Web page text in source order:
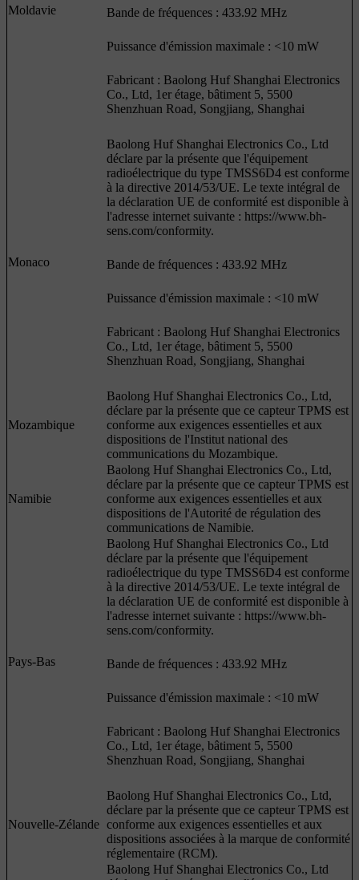
Moldavie Bande de fréquences : 433.92 MHz
Puissance d'émission maximale : <10 mW
Fabricant : Baolong Huf Shanghai Electronics
Co., Ltd, 1er étage, bâtiment 5, 5500
Shenzhuan Road, Songjiang, Shanghai
Monaco
Baolong Huf Shanghai Electronics Co., Ltd
déclare par la présente que l'équipement
radioélectrique du type TMSS6D4 est conforme
à la directive 2014/53/UE. Le texte intégral de
la déclaration UE de conformité est disponible à
l'adresse internet suivante : https://www.bh-
sens.com/conformity.
Bande de fréquences : 433.92 MHz
Puissance d'émission maximale : <10 mW
Fabricant : Baolong Huf Shanghai Electronics
Co., Ltd, 1er étage, bâtiment 5, 5500
Shenzhuan Road, Songjiang, Shanghai
Mozambique
Baolong Huf Shanghai Electronics Co., Ltd,
déclare par la présente que ce capteur TPMS est
conforme aux exigences essentielles et aux
dispositions de l'Institut national des
communications du Mozambique.
Namibie
Baolong Huf Shanghai Electronics Co., Ltd,
déclare par la présente que ce capteur TPMS est
conforme aux exigences essentielles et aux
dispositions de l'Autorité de régulation des
communications de Namibie.
Pays-Bas
Baolong Huf Shanghai Electronics Co., Ltd
déclare par la présente que l'équipement
radioélectrique du type TMSS6D4 est conforme
à la directive 2014/53/UE. Le texte intégral de
la déclaration UE de conformité est disponible à
l'adresse internet suivante : https://www.bh-
sens.com/conformity.
Bande de fréquences : 433.92 MHz
Puissance d'émission maximale : <10 mW
Fabricant : Baolong Huf Shanghai Electronics
Co., Ltd, 1er étage, bâtiment 5, 5500
Shenzhuan Road, Songjiang, Shanghai
Nouvelle-Zélande
Baolong Huf Shanghai Electronics Co., Ltd,
déclare par la présente que ce capteur TPMS est
conforme aux exigences essentielles et aux
dispositions associées à la marque de conformité
réglementaire (RCM).
Baolong Huf Shanghai Electronics Co., Ltd